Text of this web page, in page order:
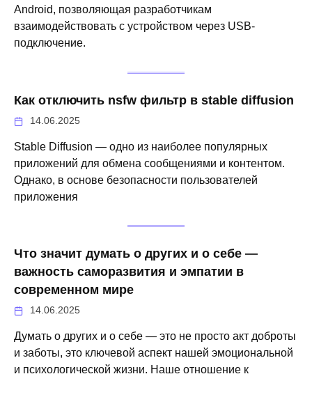
Android, позволяющая разработчикам
взаимодействовать с устройством через USB-
подключение.
Как отключить nsfw фильтр в stable diffusion
14.06.2025
Stable Diffusion — одно из наиболее популярных
приложений для обмена сообщениями и контентом.
Однако, в основе безопасности пользователей
приложения
Что значит думать о других и о себе —
важность саморазвития и эмпатии в
современном мире
14.06.2025
Думать о других и о себе — это не просто акт доброты
и заботы, это ключевой аспект нашей эмоциональной
и психологической жизни. Наше отношение к